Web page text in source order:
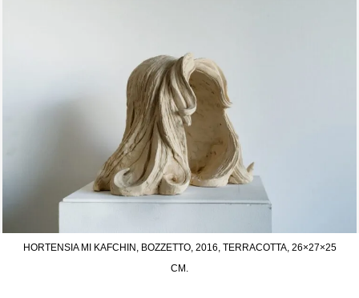
HORTENSIA MI KAFCHIN, BOZZETTO, 2016, TERRACOTTA, 26×27×25
CM.